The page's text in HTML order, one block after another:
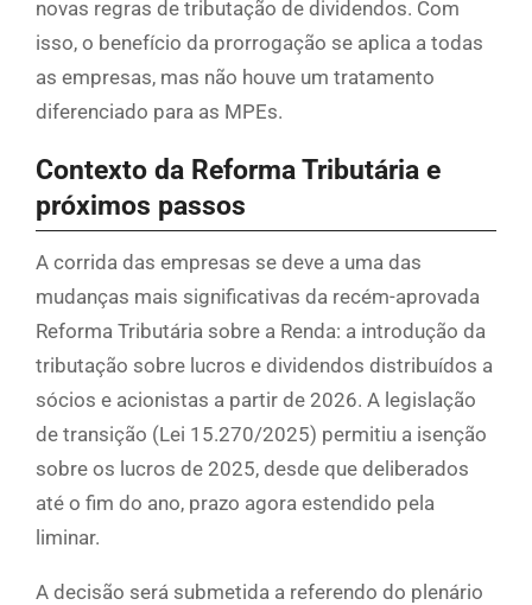
novas regras de tributação de dividendos. Com
isso, o benefício da prorrogação se aplica a todas
as empresas, mas não houve um tratamento
diferenciado para as MPEs.
Contexto da Reforma Tributária e
próximos passos
A corrida das empresas se deve a uma das
mudanças mais significativas da recém-aprovada
Reforma Tributária sobre a Renda: a introdução da
tributação sobre lucros e dividendos distribuídos a
sócios e acionistas a partir de 2026. A legislação
de transição (Lei 15.270/2025) permitiu a isenção
sobre os lucros de 2025, desde que deliberados
até o fim do ano, prazo agora estendido pela
liminar.
A decisão será submetida a referendo do plenário